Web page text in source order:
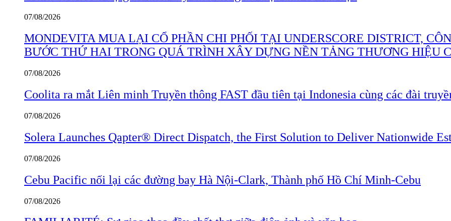
07/08/2026
MONDEVITA MUA LẠI CỔ PHẦN CHI PHỐI TẠI UNDERSCORE DISTRICT,
BƯỚC THỨ HAI TRONG QUÁ TRÌNH XÂY DỰNG NỀN TẢNG THƯƠNG HIỆU
07/08/2026
Coolita ra mắt Liên minh Truyền thông FAST đầu tiên tại Indonesia cùng các đài
07/08/2026
Solera Launches Qapter® Direct Dispatch, the First Solution to Deliver Nationwide
07/08/2026
Cebu Pacific nối lại các đường bay Hà Nội-Clark, Thành phố Hồ Chí Minh-Cebu
07/08/2026